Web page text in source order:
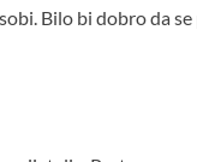
Bilo bi dobro da